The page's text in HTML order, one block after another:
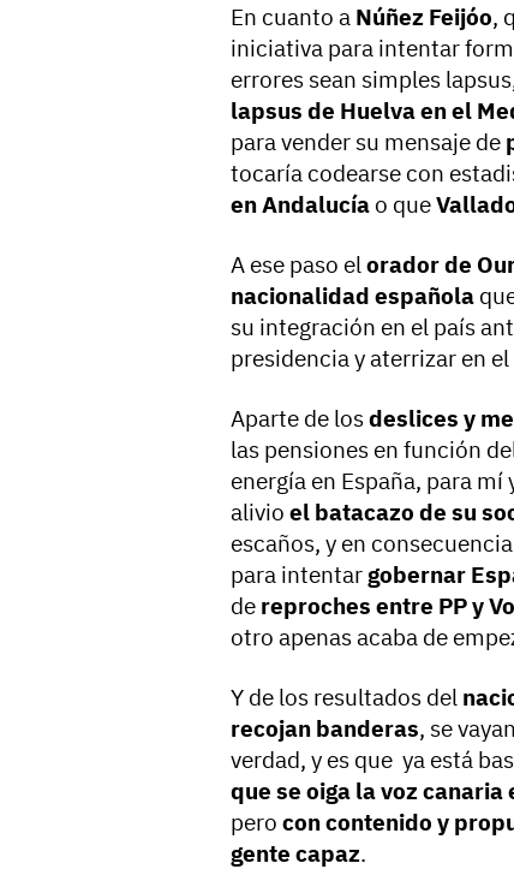
En cuanto a Núñez Feijóo,
iniciativa para intentar
errores sean simples
lapsus de Huelva en el
para vender su mensaje de
tocaría codearse con
en Andalucía o que
A ese paso elorador de
nacionalidad española
su integración en el país
presidencia y aterrizar en el
Aparte de losdeslices y
las pensiones en función
energía en España, para
alivio el batacazo de su
escaños, y en
para intentar gobernar
de reproches entre PP y
otro apenas acaba de
Y de los resultados del
recojan banderas, se
verdad, y es que ya está
que se oiga la voz canaria
pero con contenido y
gente capaz.